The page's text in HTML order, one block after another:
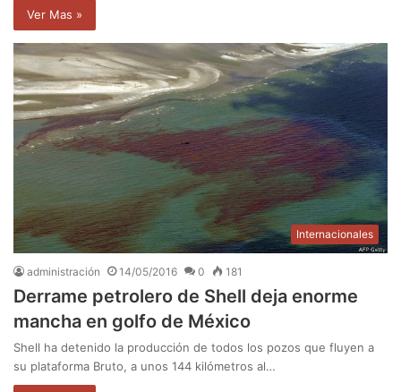
Ver Mas »
Internacionales
administración 14/05/2016 0 181
Derrame petrolero de Shell deja enorme
mancha en golfo de México
Shell ha detenido la producción de todos los pozos que fluyen a
su plataforma Bruto, a unos 144 kilómetros al…